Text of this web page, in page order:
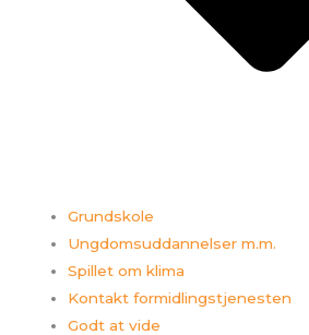
Grundskole
Ungdomsuddannelser m.m.
Spillet om klima
Kontakt formidlingstjenesten
Godt at vide